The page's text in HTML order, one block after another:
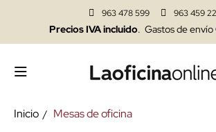
963 478 599 963 459
Precios IVA incluido. Gastos de envío
Inicio Mesas de oficina